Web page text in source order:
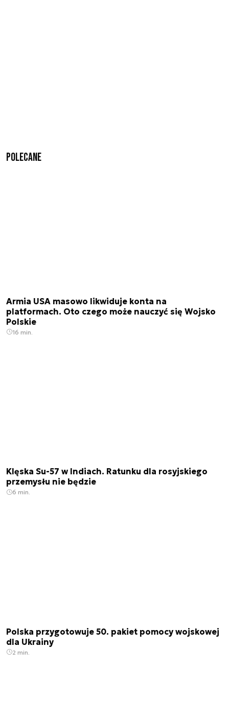
Polecane
Armia USA masowo likwiduje konta na
platformach. Oto czego może nauczyć się Wojsko
Polskie
16 min.
Klęska Su-57 w Indiach. Ratunku dla rosyjskiego
przemysłu nie będzie
6 min.
Polska przygotowuje 50. pakiet pomocy wojskowej
dla Ukrainy
2 min.